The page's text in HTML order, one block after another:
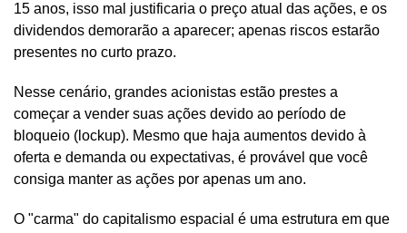
15 anos, isso mal justificaria o preço atual das ações, e os
dividendos demorarão a aparecer; apenas riscos estarão
presentes no curto prazo.
Nesse cenário, grandes acionistas estão prestes a
começar a vender suas ações devido ao período de
bloqueio (lockup). Mesmo que haja aumentos devido à
oferta e demanda ou expectativas, é provável que você
consiga manter as ações por apenas um ano.
O "carma" do capitalismo espacial é uma estrutura em que